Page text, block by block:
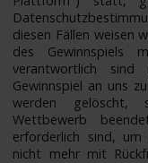
diesen Fällen weisen
des Gewinnspiels
verantwortlich
Gewinnspiel an uns
werden gelöscht,
Wettbewerb
erforderlich sind,
nicht mehr mit